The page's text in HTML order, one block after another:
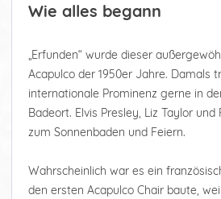
Wie alles begann
„Erfunden“ wurde dieser
Acapulco der 1950er Jahre. Damals
internationale Prominenz gerne in
Badeort. Elvis Presley, Liz Taylor
zum Sonnenbaden und Feiern.
Wahrscheinlich war es ein
den ersten Acapulco Chair baute,